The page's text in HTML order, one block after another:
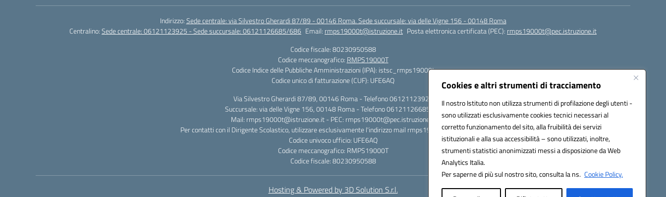
Cookies e altri strumenti di tracciamento
Il nostro Istituto non utilizza strumenti di profilazione degli utenti -
sono utilizzati esclusivamente cookies tecnici necessari al
corretto funzionamento del sito, alla fruibilità dei servizi
istituzionali e alla sua accessibilità – sono utilizzati, inoltre,
strumenti statistici anonimizzati messi a disposizione da Web
Analytics Italia.
Per saperne di più sul nostro sito, consulta la ns. Cookie Policy.
Indirizzo:Sede centrale: via Silvestro Gherardi 87/89 - 00146 Roma. Sede succursale: via delle Vigne 156 - 00148 Roma
Centralino:Sede centrale: 06121123925 - Sede succursale: 06121126685/686 Email: rmps19000t@istruzione.it Posta elettronica certificata (PEC): rmps19000t@pec.istruzione.it
Codice fiscale: 80230950588
Codice meccanografico: RMPS19000T
Codice Indice delle Pubbliche Amministrazioni (IPA): istsc_rmps19000t
Codice unico di fatturazione (CUF): UFE6AQ
Via Silvestro Gherardi 87/89, 00146 Roma - Telefono 06121123925
Succursale: via delle Vigne 156, 00148 Roma - Telefono 06121126685/86
Mail: rmps19000t@istruzione.it - PEC: rmps19000t@pec.istruzione.it
Per contatti con il Dirigente Scolastico, utilizzare esclusivamente l'indirizzo mail rmps19000t@istruzione.it
Codice univoco ufficio: UFE6AQ
Codice meccanografico: RMPS19000T
Codice fiscale: 80230950588
Hosting & Powered by 3D Solution S.r.l.